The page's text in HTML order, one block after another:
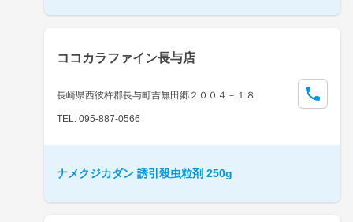
ココカラファイン長与店
長崎県西彼杵郡長与町吉無田郷２００４－１８
TEL: 095-887-0566
ナメクジカダン 誘引殺虫粒剤 250g